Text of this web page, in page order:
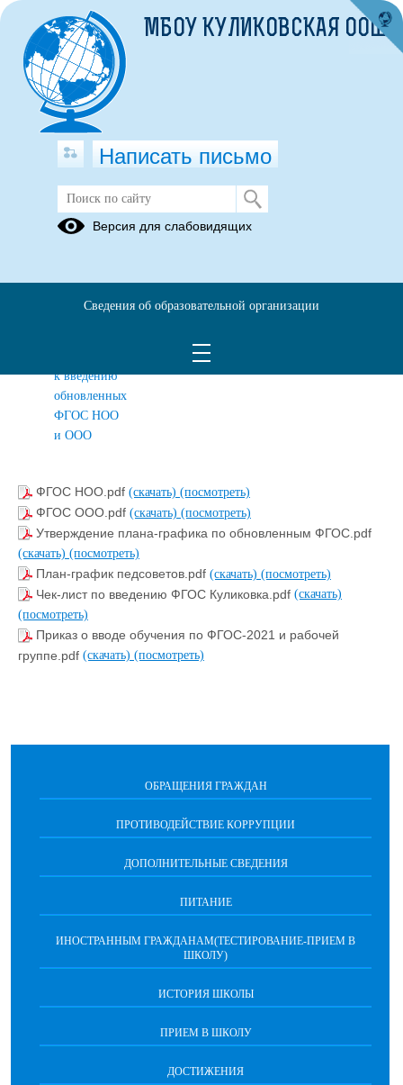
ВВЕДЕНИЕ ОБНОВЛЕННЫХ ФГОС
НОО и ООО
педагогов
к введению
обновленных
ФГОС НОО
и ООО
ФГОС НОО.pdf (скачать) (посмотреть)
ФГОС ООО.pdf (скачать) (посмотреть)
Утверждение плана-графика по обновленным ФГОС.pdf
(скачать) (посмотреть)
План-график педсоветов.pdf (скачать) (посмотреть)
Чек-лист по введению ФГОС Куликовка.pdf (скачать)
(посмотреть)
Приказ о вводе обучения по ФГОС-2021 и рабочей
группе.pdf (скачать) (посмотреть)
ОБРАЩЕНИЯ ГРАЖДАН
ПРОТИВОДЕЙСТВИЕ КОРРУПЦИИ
ДОПОЛНИТЕЛЬНЫЕ СВЕДЕНИЯ
ПИТАНИЕ
ИНОСТРАННЫМ ГРАЖДАНАМ(ТЕСТИРОВАНИЕ-ПРИЕМ В
ШКОЛУ)
ИСТОРИЯ ШКОЛЫ
ПРИЕМ В ШКОЛУ
ДОСТИЖЕНИЯ
МБОУ КУЛИКОВСКАЯ ООШ
Написать письмо
Версия для слабовидящих
Сведения об образовательной организации